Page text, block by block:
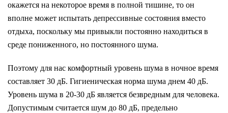
окажется на некоторое время в полной тишине, то он
вполне может испытать депрессивные состояния вместо
отдыха, поскольку мы привыкли постоянно находиться в
среде пониженного, но постоянного шума.
Поэтому для нас комфортный уровень шума в ночное время
составляет 30 дБ. Гигиеническая норма шума днем 40 дБ.
Уровень шума в 20-30 дБ является безвредным для человека.
Допустимым считается шум до 80 дБ, предельно